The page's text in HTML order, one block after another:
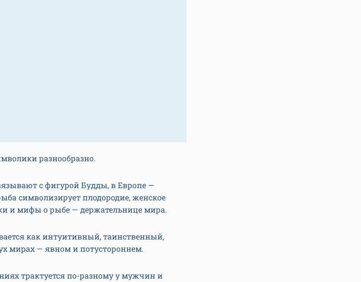
разнообразно.
с фигурой Будды, в Европе —
символизирует плодородие, женское
и мифы о рыбе — держательнице мира.
как интуитивный, таинственный,
мирах — явном и потустороннем.
трактуется по-разному у мужчин и